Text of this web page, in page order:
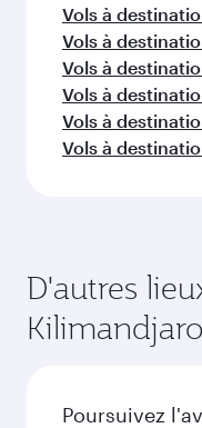
Vols à
Vols à
Vols à
Vols à
Vols à
Vols à
D'autres
Poursuivez